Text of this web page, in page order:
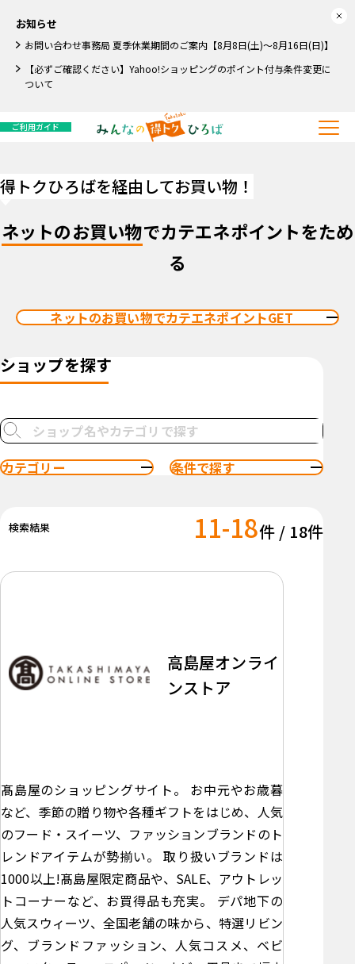
お知らせ
お問い合わせ事務局 夏季休業期間のご案内【8月8日(土)～8月16日(日)】
【必ずご確認ください】Yahoo!ショッピングのポイント付与条件変更に
ついて
ご利用ガイド
得トクひろばを経由してお買い物！
ネットのお買い物でカテエネポイントをため
る
ネットのお買い物でカテエネポイントGET
ショップを探す
カテゴリー 条件で探す
検索結果 11-18件 / 18件
高島屋オンライ
ンストア
髙島屋のショッピングサイト。 お中元やお歳暮
など、季節の贈り物や各種ギフトをはじめ、人気
のフード・スイーツ、ファッションブランドのト
レンドアイテムが勢揃い。 取り扱いブランドは
1000以上!髙島屋限定商品や、SALE、アウトレッ
トコーナーなど、お買得品も充実。 デパ地下の
人気スウィーツ、全国老舗の味から、特選リビン
グ、ブランドファッション、人気コスメ、ベビ